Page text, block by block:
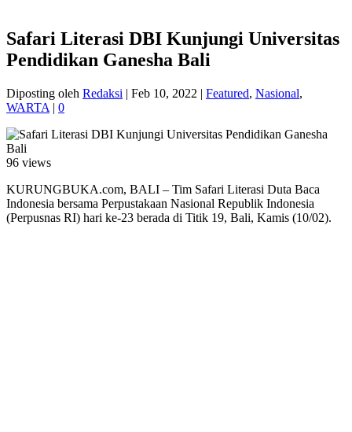
Safari Literasi DBI Kunjungi Universitas
Pendidikan Ganesha Bali
Diposting oleh Redaksi | Feb 10, 2022 | Featured, Nasional,
WARTA | 0
96 views
KURUNGBUKA.com, BALI – Tim Safari Literasi Duta Baca
Indonesia bersama Perpustakaan Nasional Republik Indonesia
(Perpusnas RI) hari ke-23 berada di Titik 19, Bali, Kamis (10/02).